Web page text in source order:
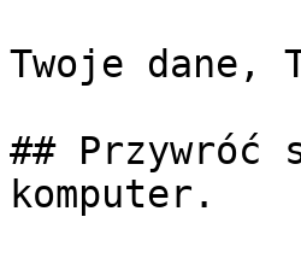
Twoje dane,
## Przywróć
komputer.